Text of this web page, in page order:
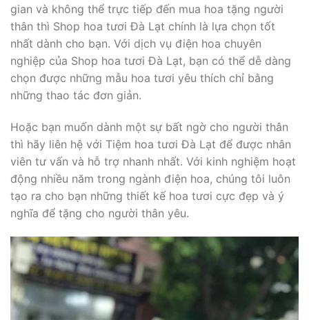
gian và không thể trực tiếp đến mua hoa tặng người
thân thì Shop hoa tươi Đà Lạt chính là lựa chọn tốt
nhất dành cho bạn. Với dịch vụ điện hoa chuyên
nghiệp của Shop hoa tươi Đà Lạt, bạn có thể dễ dàng
chọn được những mẫu hoa tươi yêu thích chỉ bằng
những thao tác đơn giản.
Hoặc bạn muốn dành một sự bất ngờ cho người thân
thì hãy liên hệ với Tiệm hoa tươi Đà Lạt để được nhân
viên tư vấn và hỗ trợ nhanh nhất. Với kinh nghiệm hoạt
động nhiều năm trong ngành điện hoa, chúng tôi luôn
tạo ra cho bạn những thiết kế hoa tươi cực đẹp và ý
nghĩa để tặng cho người thân yêu.